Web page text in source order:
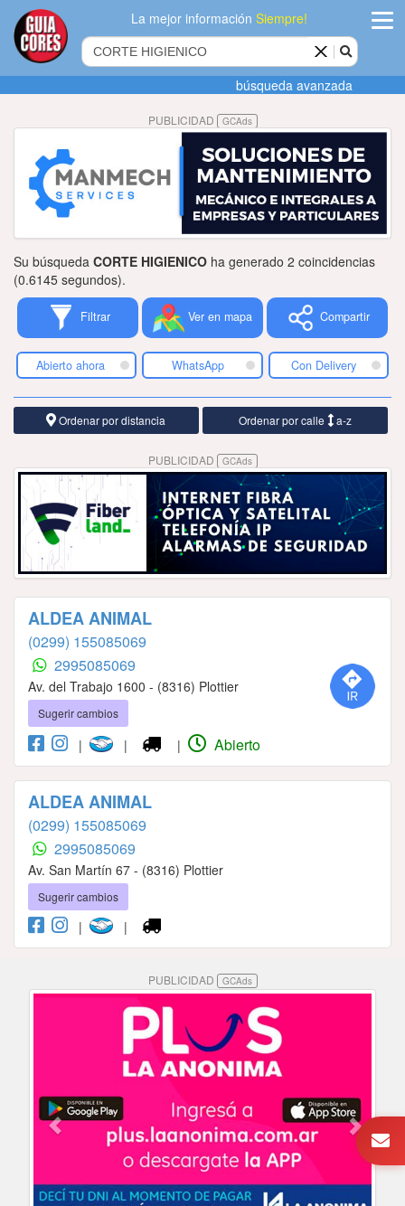
La mejor informaciónSiempre!
Agregar
empresa
Actualizar
datos
Publicidad
Tiendacores
Contactenos
búsqueda avanzada
PUBLICIDAD GCAds
Su búsqueda CORTE HIGIENICO ha generado 2 coincidencias
(0.6145 segundos).
Filtrar Ver en mapa Compartir
Abierto ahora WhatsApp Con Delivery
Ordenar por distancia Ordenar por calle a-z
PUBLICIDAD GCAds
ALDEA ANIMAL
(0299) 155085069
2995085069
Av. del Trabajo 1600 - (8316) Plottier
Sugerir cambios
| | | Abierto
ALDEA ANIMAL
(0299) 155085069
2995085069
Av. San Martín 67 - (8316) Plottier
Sugerir cambios
| |
PUBLICIDAD GCAds